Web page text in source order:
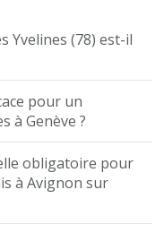
Yvelines (78) est-il
pour un
à Genève ?
obligatoire pour
à Avignon sur